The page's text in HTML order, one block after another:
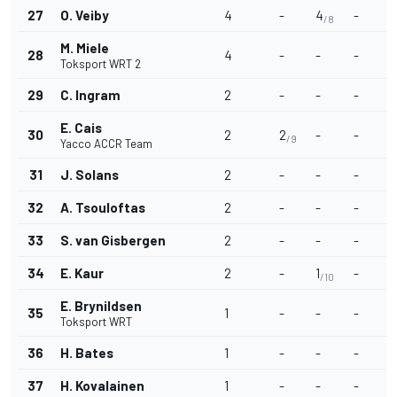
27 O. Veiby 4 - 4/8 -
28 M. Miele
Toksport WRT 2
4 - - -
29 C. Ingram 2 - - -
30 E. Cais
Yacco ACCR Team
2 2/9 - -
31 J. Solans 2 - - -
32 A. Tsouloftas 2 - - -
33 S. van Gisbergen 2 - - -
34 E. Kaur 2 - 1/10 -
35 E. Brynildsen
Toksport WRT
1 - - -
36 H. Bates 1 - - -
37 H. Kovalainen 1 - - -